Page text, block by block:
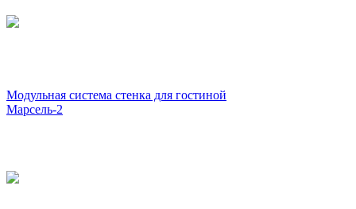
Модульная система стенка для гостиной
Марсель-2